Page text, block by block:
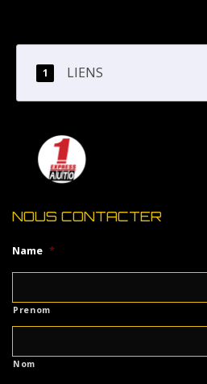
LIENS
NOUS CONTACTER
Name *
Prenom
Nom